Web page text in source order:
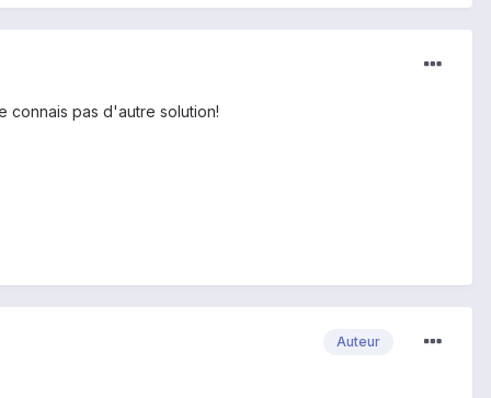
connais pas d'autre solution!
Auteur